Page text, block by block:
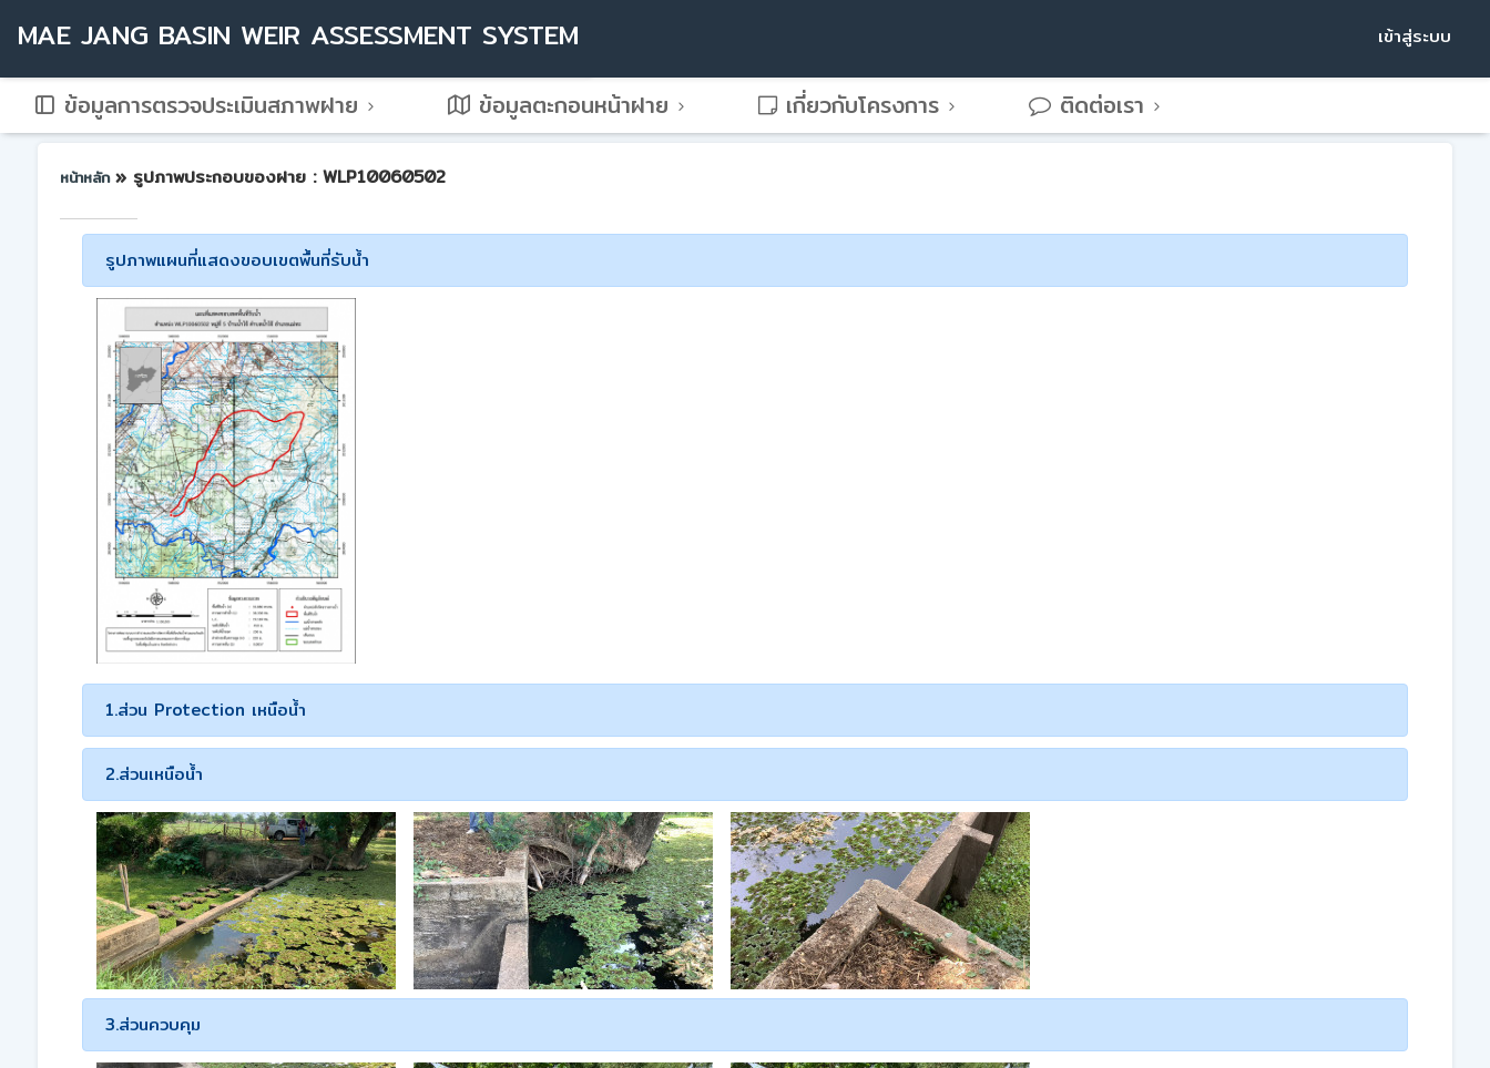
MAE JANG BASIN WEIR ASSESSMENT SYSTEM เข้าสู่ระบบ
ข้อมูลการตรวจประเมินสภาพฝาย ข้อมูลตะกอนหน้าฝาย เกี่ยวกับโครงการ ติดต่อเรา
หน้าหลัก » รูปภาพประกอบของฝาย : WLP10060502
รูปภาพแผนที่แสดงขอบเขตพื้นที่รับน้ำ
1.ส่วน Protection เหนือน้ำ
2.ส่วนเหนือน้ำ
3.ส่วนควบคุม